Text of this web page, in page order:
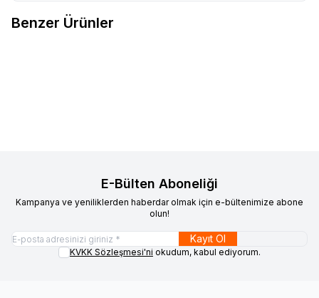
Benzer Ürünler
E-Bülten Aboneliği
Kampanya ve yeniliklerden haberdar olmak için e-bültenimize abone
olun!
Kayıt Ol
KVKK Sözleşmesi'ni okudum, kabul ediyorum.